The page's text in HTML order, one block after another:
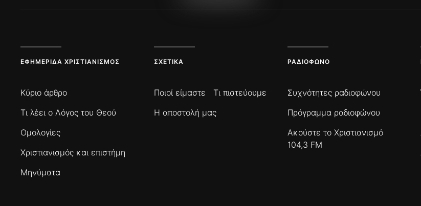
ΕΦΗΜΕΡΊΔΑ ΧΡΙΣΤΙΑΝΙΣΜΌΣ
Κύριο άρθρο
Τι λέει ο Λόγος του Θεού
Ομολογίες
Χριστιανισμός και επιστήμη
Μηνύματα
ΣΧΕΤΙΚΆ
Ποιοί είμαστε
Τι πιστεύουμε
Η αποστολή μας
ΡΑΔΙΌΦΩΝΟ
Συχνότητες ραδιοφώνου
Πρόγραμμα ραδιοφώνου
Ακούστε το Χριστιανισμό
104,3 FM